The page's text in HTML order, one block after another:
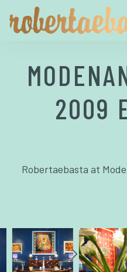
2009
Robertaebasta at